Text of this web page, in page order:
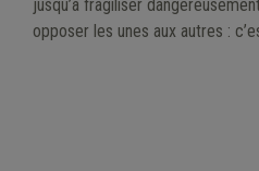
jusqu’à fragiliser dangereusement leurs finances.
opposer les unes aux autres :